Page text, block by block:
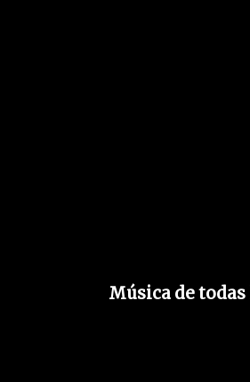
Música de